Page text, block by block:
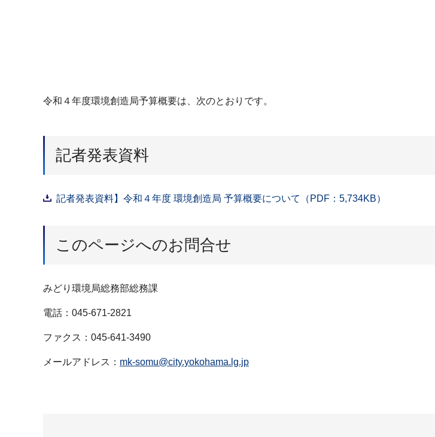
令和４年度環境創造局予算概要は、次のとおりです。
記者発表資料
記者発表資料】令和４年度 環境創造局 予算概要について（PDF：5,734KB）
このページへのお問合せ
みどり環境局総務部総務課
電話：045-671-2821
ファクス：045-641-3490
メールアドレス： mk-somu@city.yokohama.lg.jp